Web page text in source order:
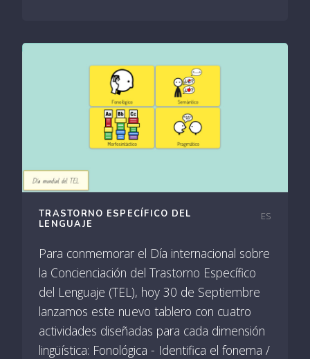
TRASTORNO ESPECÍFICO DEL
LENGUAJE
ES
Para conmemorar el Día internacional sobre
la Concienciación del Trastorno Específico
del Lenguaje (TEL), hoy 30 de Septiembre
lanzamos este nuevo tablero con cuatro
actividades diseñadas para cada dimensión
lingüística: Fonológica - Identifica el fonema /